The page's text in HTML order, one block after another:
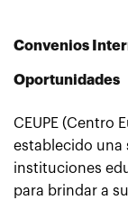
Convenios
Oportunidades
CEUPE (Centro
establecido una
instituciones
para brindar a